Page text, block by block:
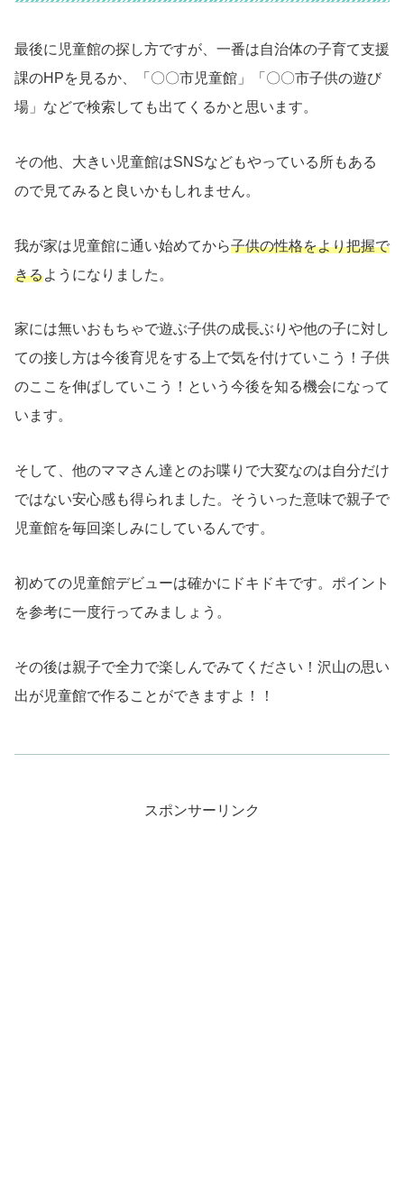
最後に児童館の探し方ですが、一番は自治体の子育て支援
課のHPを見るか、「〇〇市児童館」「〇〇市子供の遊び
場」などで検索しても出てくるかと思います。
その他、大きい児童館はSNSなどもやっている所もある
ので見てみると良いかもしれません。
我が家は児童館に通い始めてから子供の性格をより把握で
きるようになりました。
家には無いおもちゃで遊ぶ子供の成長ぶりや他の子に対し
ての接し方は今後育児をする上で気を付けていこう！子供
のここを伸ばしていこう！という今後を知る機会になって
います。
そして、他のママさん達とのお喋りで大変なのは自分だけ
ではない安心感も得られました。そういった意味で親子で
児童館を毎回楽しみにしているんです。
初めての児童館デビューは確かにドキドキです。ポイント
を参考に一度行ってみましょう。
その後は親子で全力で楽しんでみてください！沢山の思い
出が児童館で作ることができますよ！！
スポンサーリンク